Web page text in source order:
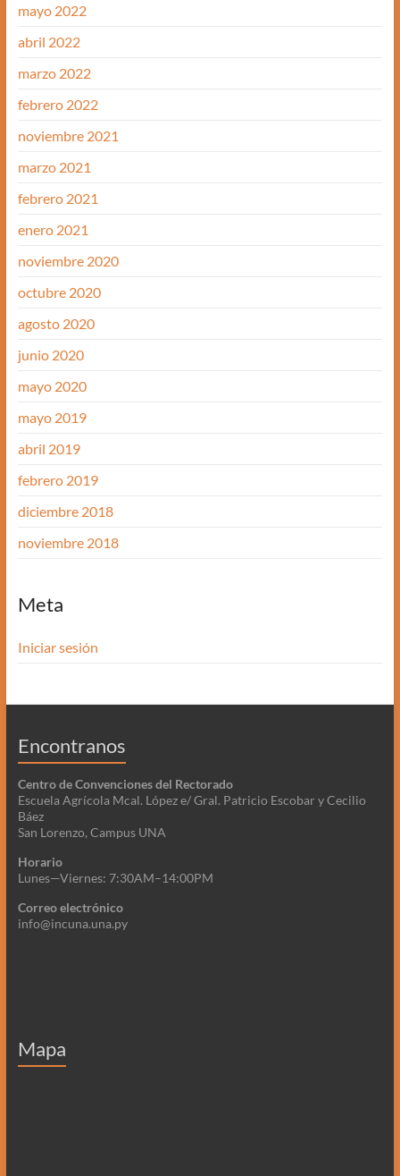
mayo 2022
abril 2022
marzo 2022
febrero 2022
noviembre 2021
marzo 2021
febrero 2021
enero 2021
noviembre 2020
octubre 2020
agosto 2020
junio 2020
mayo 2020
mayo 2019
abril 2019
febrero 2019
diciembre 2018
noviembre 2018
Meta
Iniciar sesión
Encontranos
Centro de Convenciones del Rectorado
Escuela Agrícola Mcal. López e/ Gral. Patricio Escobar y Cecilio
Báez
San Lorenzo, Campus UNA
Horario
Lunes—Viernes: 7:30AM–14:00PM
Correo electrónico
info@incuna.una.py
Mapa